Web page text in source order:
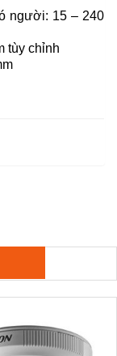
người: 15 – 240
tùy chỉnh